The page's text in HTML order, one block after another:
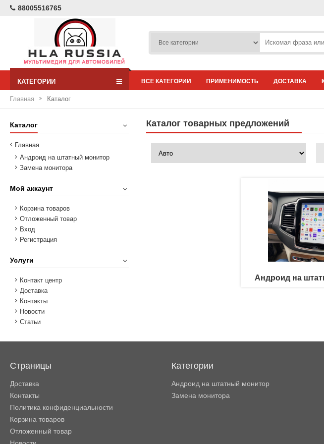
88005516765
КАТЕГОРИИ ВСЕ КАТЕГОРИИ ПРИМЕНИМОСТЬ ДОСТАВКА
Главная Каталог
Каталог
Главная
Андроид на штатный монитор
Замена монитора
Мой аккаунт
Корзина товаров
Отложенный товар
Вход
Регистрация
Услуги
Контакт центр
Доставка
Контакты
Новости
Статьи
Каталог товарных предложений
Андроид на
Страницы
Доставка
Контакты
Политика конфиденциальности
Корзина товаров
Отложенный товар
Категории
Андроид на штатный монитор
Замена монитора